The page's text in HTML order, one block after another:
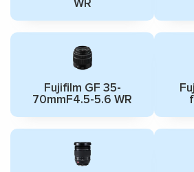
WR
Fujifilm GF 35-
70mmF4.5-5.6 WR